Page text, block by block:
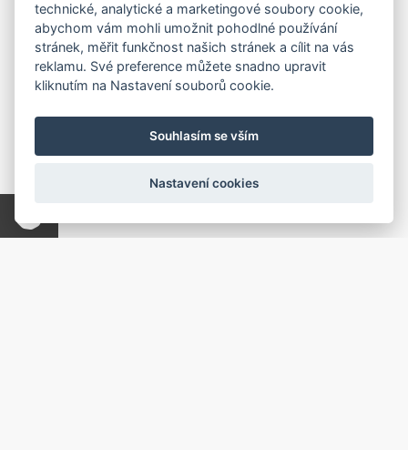
technické, analytické a marketingové soubory cookie,
abychom vám mohli umožnit pohodlné používání
stránek, měřit funkčnost našich stránek a cílit na vás
reklamu. Své preference můžete snadno upravit
kliknutím na Nastavení souborů cookie.
Souhlasím se vším
Nastavení cookies